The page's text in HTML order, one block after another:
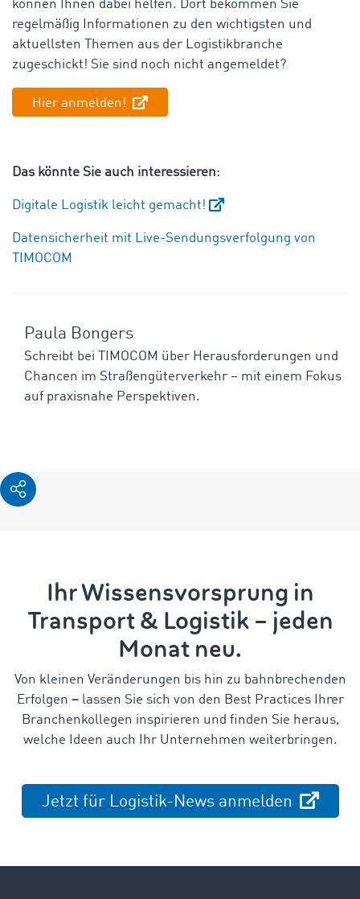
können Ihnen dabei helfen. Dort bekommen Sie
regelmäßig Informationen zu den wichtigsten und
aktuellsten Themen aus der Logistikbranche
zugeschickt! Sie sind noch nicht angemeldet?
Hier anmelden!
Das könnte Sie auch interessieren:
Digitale Logistik leicht gemacht!
Datensicherheit mit Live-Sendungsverfolgung von
TIMOCOM
Paula Bongers
Schreibt bei TIMOCOM über Herausforderungen und
Chancen im Straßengüterverkehr – mit einem Fokus
auf praxisnahe Perspektiven.
Ihr Wissensvorsprung in
Transport & Logistik – jeden
Monat neu.
Von kleinen Veränderungen bis hin zu bahnbrechenden
Erfolgen –lassen Sie sich von den Best Practices Ihrer
Branchenkollegen inspirieren und finden Sie heraus,
welche Ideen auch Ihr Unternehmen weiterbringen.
Jetzt für Logistik-News anmelden